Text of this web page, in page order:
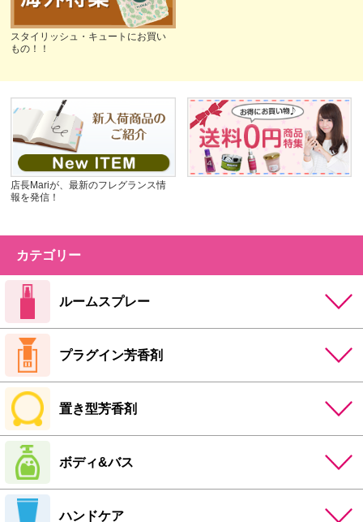
スタイリッシュ・キュートにお買い
もの！！
店長Mariが、最新のフレグランス情
報を発信！
カテゴリー
ルームスプレー
プラグイン芳香剤
置き型芳香剤
ボディ&バス
ハンドケア